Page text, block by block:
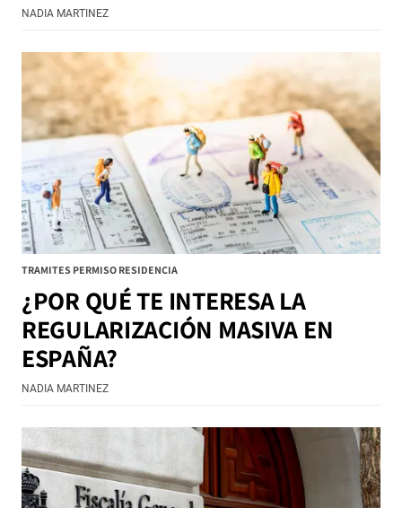
NADIA MARTINEZ
TRAMITES PERMISO RESIDENCIA
¿POR QUÉ TE INTERESA LA
REGULARIZACIÓN MASIVA EN
ESPAÑA?
NADIA MARTINEZ